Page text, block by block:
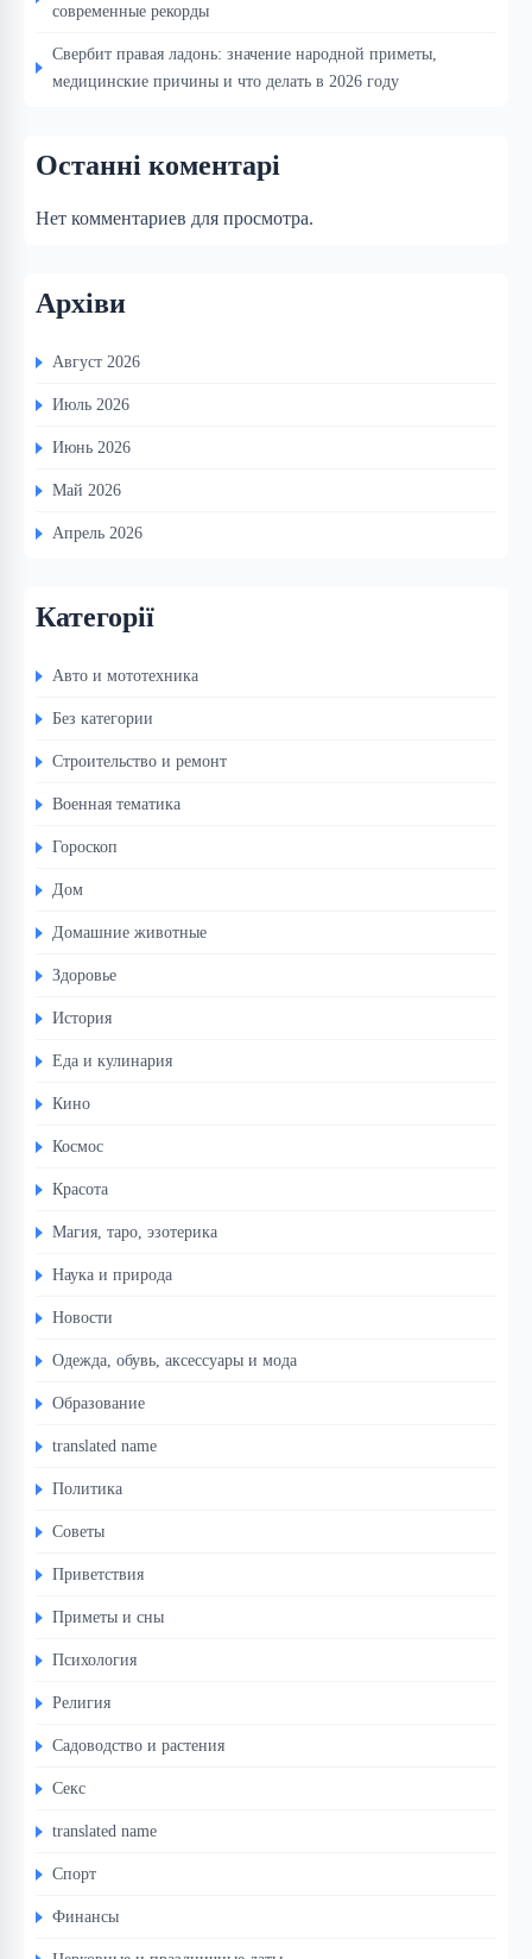
современные рекорды
Свербит правая ладонь: значение народной приметы,
медицинские причины и что делать в 2026 году
Останні коментарі
Нет комментариев для просмотра.
Архіви
Август 2026
Июль 2026
Июнь 2026
Май 2026
Апрель 2026
Категорії
Авто и мототехника
Без категории
Строительство и ремонт
Военная тематика
Гороскоп
Дом
Домашние животные
Здоровье
История
Еда и кулинария
Кино
Космос
Красота
Магия, таро, эзотерика
Наука и природа
Новости
Одежда, обувь, аксессуары и мода
Образование
translated name
Политика
Советы
Приветствия
Приметы и сны
Психология
Религия
Садоводство и растения
Секс
translated name
Спорт
Финансы